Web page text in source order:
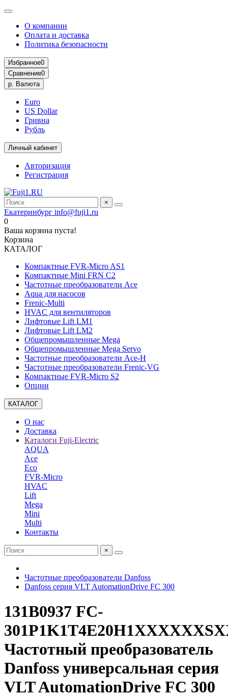
О компании
Оплата и доставка
Политика безопасности
Избранное0
Сравнение0
р. Валюта
Euro
US Dollar
Гривна
Рубль
Личный кабинет
Авторизация
Регистрация
×
Екатеринбург info@fuji1.ru
0
Ваша корзина пуста!
Корзина
КАТАЛОГ
Компактные FVR-Micro AS1
Компактные Mini FRN C2
Частотные преобразователи Ace
Aqua для насосов
Frenic-Multi
HVAC для вентиляторов
Лифтовые Lift LM1
Лифтовые Lift LM2
Общепромышленные Mega
Общепромышленные Mega Servo
Частотные преобразователи Ace-H
Частотные преобразователи Frenic-VG
Компактные FVR-Micro S2
Опции
КАТАЛОГ
О нас
Доставка
Каталоги Fuji-Electric
AQUA
Ace
Eco
FVR-Micro
HVAC
Lift
Mega
Mini
Multi
Контакты
×
Частотные преобразователи Danfoss
Danfoss серия VLT AutomationDrive FC 300
131B0937 FC-
Частотный преобразователь
Danfoss универсальная серия
VLT AutomationDrive FC 300